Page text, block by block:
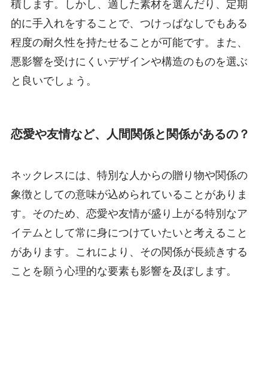
積します。しかし、適した素材を選んだり、定期
的に手入れをすることで、つけっぱなしでもある
程度の耐久性を持たせることが可能です。また、
悪影響を受けにくいデザインや構造のものを選ぶ
と良いでしょう。
恋愛や友情など、人間関係と関係があるの？
ネックレスには、特別な人からの贈り物や関係の
象徴としての意味が込められていることがありま
す。そのため、恋愛や友情が盛り上がる特別なア
イテムとして常に身につけていたいと考えること
があります。これにより、その関係が長続きする
ことを願う心理的な要素も影響を及ぼします。